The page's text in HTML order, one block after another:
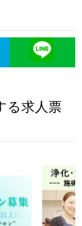
る求人票